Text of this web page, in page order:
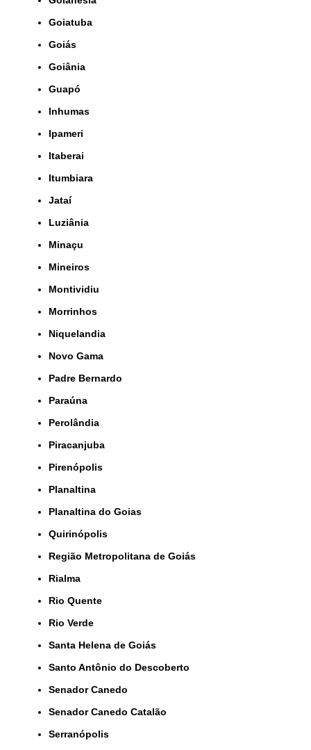
Goiatuba
Goiás
Goiânia
Guapó
Inhumas
Ipameri
Itaberai
Itumbiara
Jataí
Luziânia
Minaçu
Mineiros
Montividiu
Morrinhos
Niquelandia
Novo Gama
Padre Bernardo
Paraúna
Perolândia
Piracanjuba
Pirenópolis
Planaltina
Planaltina do Goias
Quirinópolis
Região Metropolitana de Goiás
Rialma
Rio Quente
Rio Verde
Santa Helena de Goiás
Santo Antônio do Descoberto
Senador Canedo
Senador Canedo Catalão
Serranópolis